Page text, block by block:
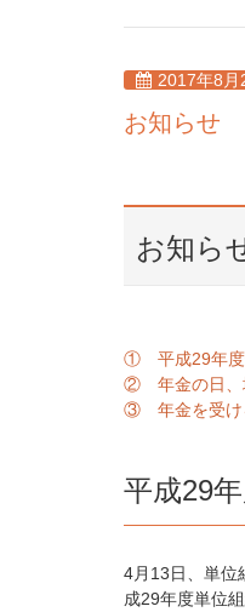
2017年8月
お知らせ
お知ら
① 平成29年度
② 年金の日、
③ 年金を受け
平成29
4月13日、単位
成29年度単位